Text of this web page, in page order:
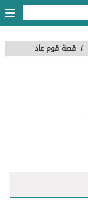
/ قصة قوم عاد